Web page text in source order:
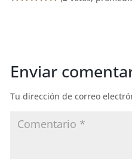
Enviar
Tu dirección de correo